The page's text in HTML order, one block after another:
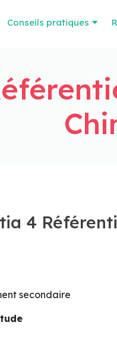
Conseils pratiques
4
secondaire